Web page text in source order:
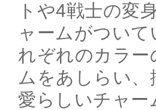
トや4戦士の変
ャームがつい
れぞれのカラ
ムをあしらい
愛らしいチャー